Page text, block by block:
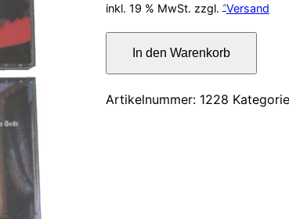
war:
13,00 €
inkl. 19 % MwSt. zzgl. Versand
Walküre,
Rheingold,
…
In den Warenkorb
Artikelnummer: 1228